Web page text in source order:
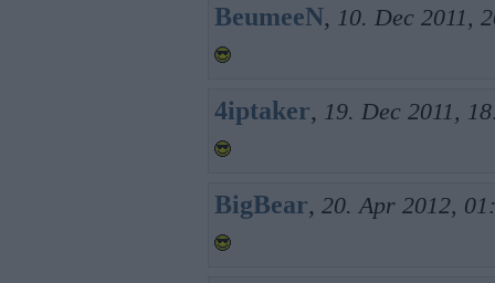
BeumeeN, 10. Dec 2011,
4iptaker, 19. Dec 2011,
BigBear, 20. Apr 2012,